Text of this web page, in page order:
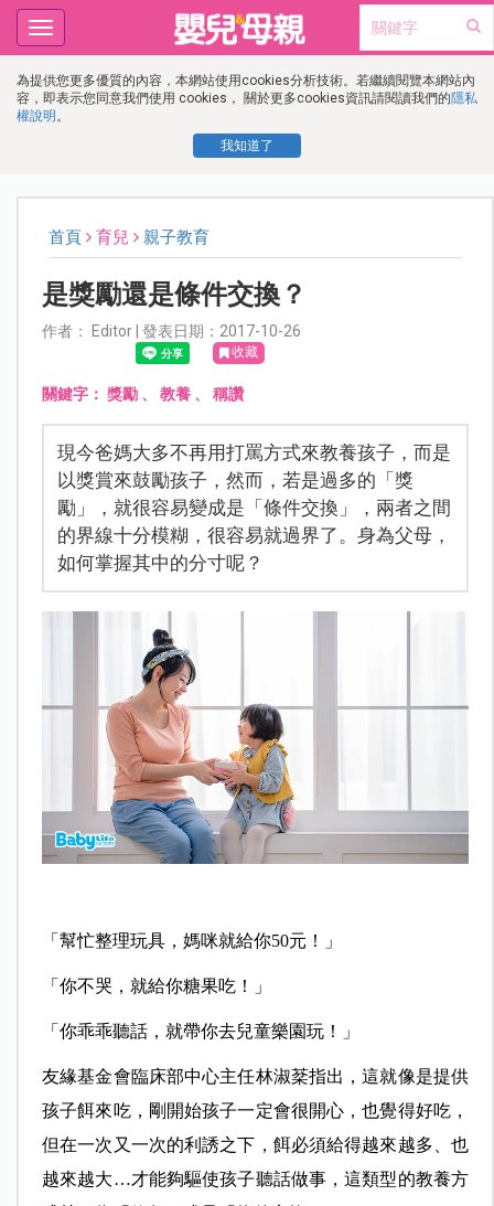
為提供您更多優質的內容，本網站使用cookies分析技術。若繼續閱覽本網站內
容，即表示您同意我們使用 cookies， 關於更多cookies資訊請閱讀我們的隱私
權說明 。
我知道了
Toggle
navigation
首頁 育兒 親子教育
是獎勵還是條件交換？
作者： Editor | 發表日期：2017-10-26
收藏
關鍵字： 獎勵、 教養、 稱讚
現今爸媽大多不再用打罵方式來教養孩子，而是
以獎賞來鼓勵孩子，然而，若是過多的「獎
勵」，就很容易變成是「條件交換」，兩者之間
的界線十分模糊，很容易就過界了。身為父母，
如何掌握其中的分寸呢？
「幫忙整理玩具，媽咪就給你50元！」
「你不哭，就給你糖果吃！」
「你乖乖聽話，就帶你去兒童樂園玩！」
友緣基金會臨床部中心主任林淑棻指出，這就像是提供
孩子餌來吃，剛開始孩子一定會很開心，也覺得好吃，
但在一次又一次的利誘之下，餌必須給得越來越多、也
越來越大…才能夠驅使孩子聽話做事，這類型的教養方